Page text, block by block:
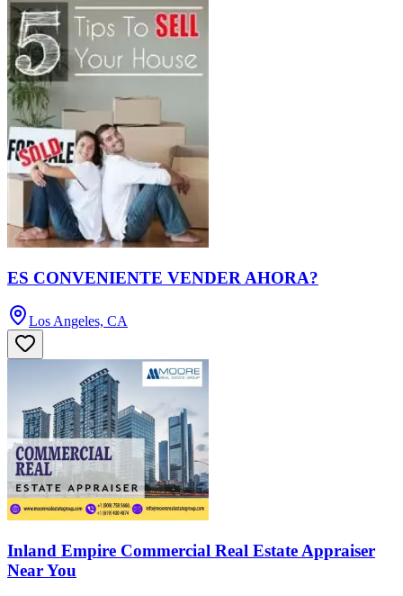
ES CONVENIENTE VENDER AHORA?
Los Angeles, CA
Inland Empire Commercial Real Estate Appraiser
Near You